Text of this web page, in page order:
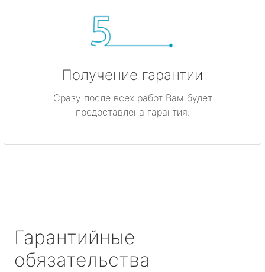
Получение гарантии
Сразу после всех работ Вам будет
предоставлена гарантия.
Гарантийные
обязательства